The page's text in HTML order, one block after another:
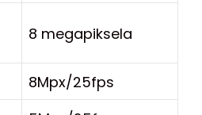
8 megapiksela
8Mpx/25fps